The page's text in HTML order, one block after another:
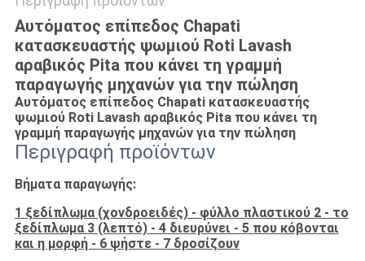
Αυτόματος επίπεδος Chapati
κατασκευαστής ψωμιού Roti Lavash
αραβικός Pita που κάνει τη γραμμή
παραγωγής μηχανών για την πώληση
Αυτόματος επίπεδος Chapati κατασκευαστής
ψωμιού Roti Lavash αραβικός Pita που κάνει τη
γραμμή παραγωγής μηχανών για την πώληση
Περιγραφή προϊόντων
Βήματα παραγωγής:
1 ξεδίπλωμα (χονδροειδές) - φύλλο πλαστικού 2 - το
ξεδίπλωμα 3 (λεπτό) - 4 διευρύνει - 5 που κόβονται
και η μορφή - 6 ψήστε - 7 δροσίζουν